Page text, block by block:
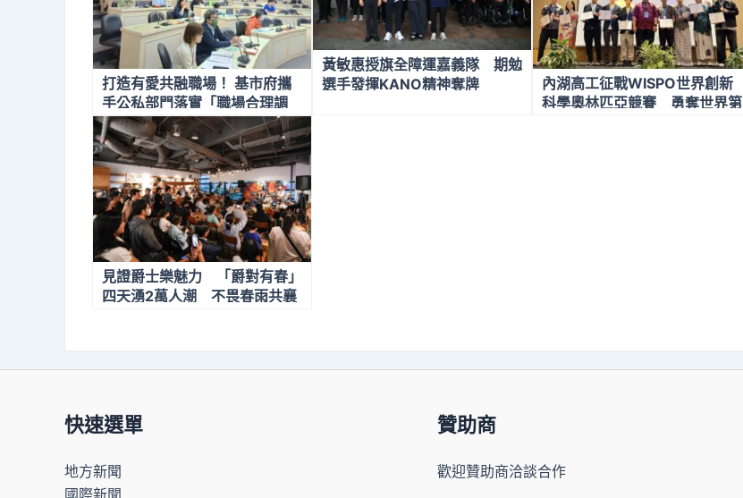
打造有愛共融職場！ 基市府攜
手公私部門落實「職場合理調
整」
黃敏惠授旗全障運嘉義隊 期勉
選手發揮KANO精神奪牌
內湖高工征戰WISPO世界創新
科學奧林匹亞競賽 勇奪世界第
見證爵士樂魅力 「爵對有春」
四天湧2萬人潮 不畏春雨共襄
快速選單
地方新聞
國際新聞
贊助商
歡迎贊助商洽談合作